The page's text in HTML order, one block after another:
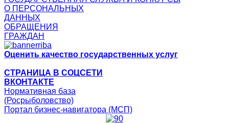
О ПЕРСОНАЛЬНЫХ
ДАННЫХ
ОБРАЩЕНИЯ
ГРАЖДАН
Оценить качество государственных услуг
СТРАНИЦА В СОЦСЕТИ
ВКОНТАКТЕ
Нормативная база
(Росрыболовство)
Портал бизнес-навигатора (МСП)